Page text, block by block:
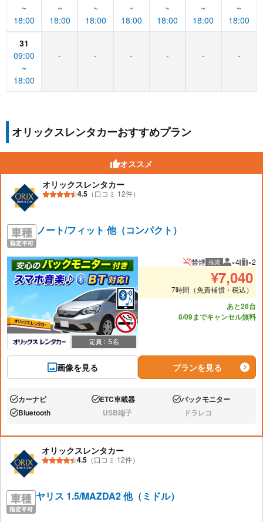
~
18:00
~
18:00
~
18:00
~
18:00
~
18:00
~
18:00
~
18:00
31
09:00
~
18:00
- - - - - -
オリックスレンタカーおすすめプラン
オススメ
オリックスレンタカー
4.5 （口コミ 12件）
ノート/フィット 他（コンパクト）
画像を見る
禁煙 推奨 推奨人数
×4 推奨
×2
¥7,040
7時間（免責補償・税込）
あと26台
8/09までキャンセル無料
プランを見る
あり:カーナビ あり:ETC車載器 あり:バックモニター
あり:Bluetooth なし:USB端子 なし:ドラレコ
オリックスレンタカー
4.5 （口コミ 12件）
ヤリス 1.5/MAZDA2 他（ミドル）